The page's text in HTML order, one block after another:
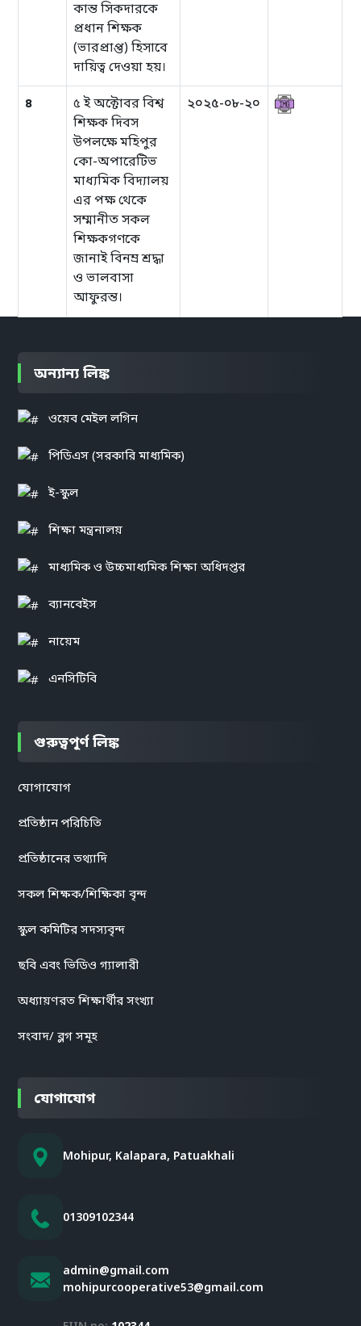
কান্ত সিকদারকে
প্রধান শিক্ষক
(ভারপ্রাপ্ত) হিসাবে
দায়িত্ব দেওয়া হয়।
৪
৫ ই অক্টোবর বিশ্ব
শিক্ষক দিবস
উপলক্ষে মহিপুর
কো-অপারেটিভ
মাধ্যমিক বিদ্যালয়
এর পক্ষ থেকে
সম্মানীত সকল
শিক্ষকগণকে
জানাই বিনম্র শ্রদ্ধা
ও ভালবাসা
আফুরন্ত।
২০২৫-০৮-২০
অন্যান্য লিঙ্ক
ওয়েব মেইল লগিন
পিডিএস (সরকারি মাধ্যমিক)
ই-স্কুল
শিক্ষা মন্ত্রনালয়
মাধ্যমিক ও উচ্চমাধ্যমিক শিক্ষা অধিদপ্তর
ব্যানবেইস
নায়েম
এনসিটিবি
গুরুত্বপূর্ণ লিঙ্ক
যোগাযোগ
প্রতিষ্ঠান পরিচিতি
প্রতিষ্ঠানের তথ্যাদি
সকল শিক্ষক/শিক্ষিকা বৃন্দ
স্কুল কমিটির সদস্যবৃন্দ
ছবি এবং ভিডিও গ্যালারী
অধ্যায়ণরত শিক্ষার্থীর সংখ্যা
সংবাদ/ ব্লগ সমূহ
যোগাযোগ
Mohipur, Kalapara, Patuakhali
01309102344
admin@gmail.com
mohipurcooperative53@gmail.com